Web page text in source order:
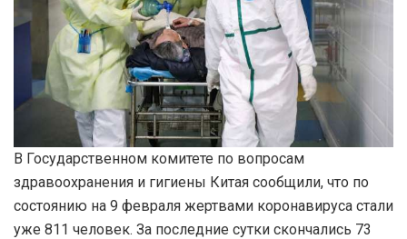
В Государственном комитете по вопросам
здравоохранения и гигиены Китая сообщили, что по
состоянию на 9 февраля жертвами коронавируса стали
уже 811 человек. За последние сутки скончались 73